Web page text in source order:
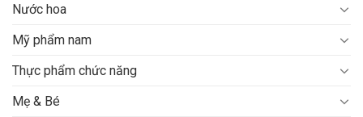
Nước hoa
Mỹ phẩm nam
Thực phẩm chức năng
Mẹ & Bé